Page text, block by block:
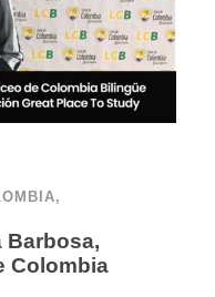
,
Barbosa,
Colombia